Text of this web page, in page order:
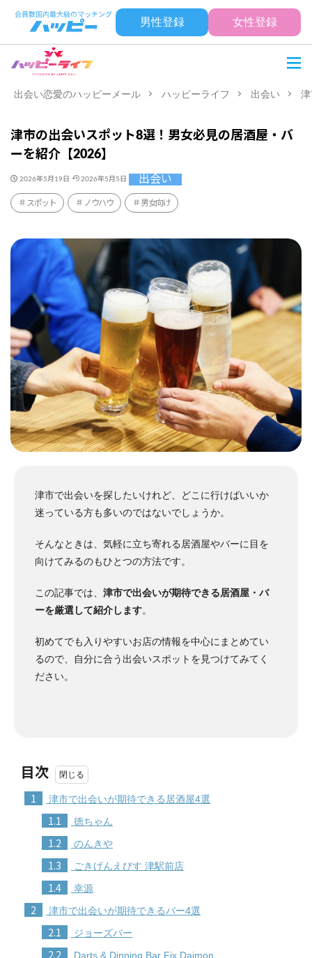
男性登録 女性登録
出会い恋愛のハッピーメール ハッピーライフ 出会い
津市の出会いスポット8選！男女必見の居酒屋・バ
ーを紹介【2026】
2026年5月19日 2026年5月5日 出会い
スポット ノウハウ 男女向け
津市で出会いを探したいけれど、どこに行けばいいか
迷っている方も多いのではないでしょうか。
そんなときは、気軽に立ち寄れる居酒屋やバーに目を
向けてみるのもひとつの方法です。
この記事では、 津市で出会いが期待できる居酒屋・バ
ーを厳選して紹介します。
初めてでも入りやすいお店の情報を中心にまとめてい
るので、自分に合う出会いスポットを見つけてみてく
ださい。
目次
1 津市で出会いが期待できる居酒屋4選
1.1 徳ちゃん
1.2 のんきや
1.3 ごきげんえびす 津駅前店
1.4 幸源
2 津市で出会いが期待できるバー4選
2.1 ジョーズバー
2.2 Darts & Dinning Bar Fix Daimon